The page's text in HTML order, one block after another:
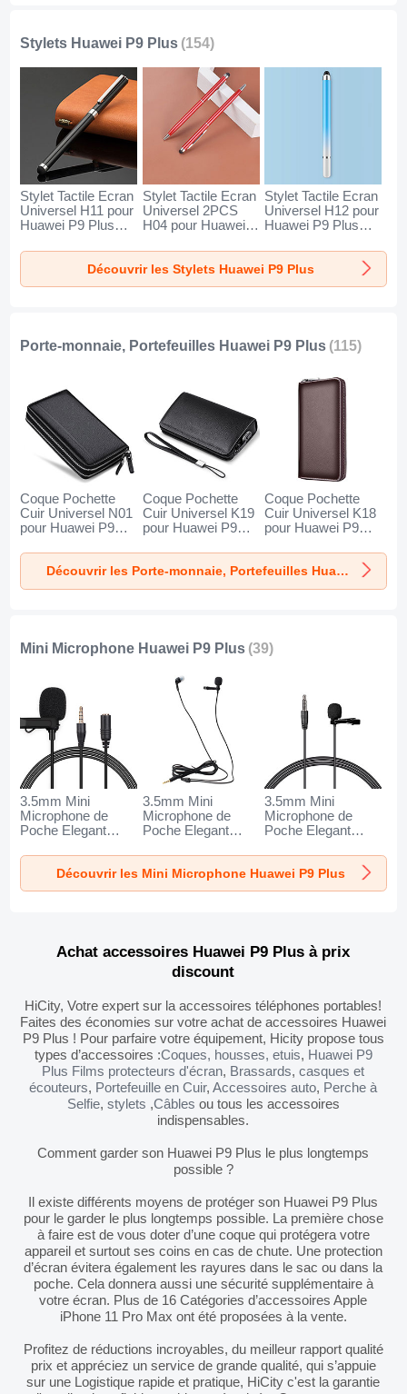
Stylets Huawei P9 Plus (154)
Stylet Tactile Ecran
Universel H11 pour
Huawei P9 Plus
Stylet Tactile Ecran
Universel 2PCS
H04 pour Huawei
Stylet Tactile Ecran
Universel H12 pour
Huawei P9 Plus
Découvrir les Stylets Huawei P9 Plus
Porte-monnaie, Portefeuilles Huawei P9 Plus (115)
Coque Pochette
Cuir Universel N01
pour Huawei P9
Coque Pochette
Cuir Universel K19
pour Huawei P9
Coque Pochette
Cuir Universel K18
pour Huawei P9
Découvrir les Porte-monnaie, Portefeuilles Huawei P9 Plus
Mini Microphone Huawei P9 Plus (39)
3.5mm Mini
Microphone de
Poche Elegant
Parleur K06 pour
Huawei P9 Plus
Noir
3.5mm Mini
Microphone de
Poche Elegant
Parleur K05 pour
Huawei P9 Plus
Noir
3.5mm Mini
Microphone de
Poche Elegant
Parleur K08 pour
Huawei P9 Plus
Noir
Découvrir les Mini Microphone Huawei P9 Plus
Achat accessoires Huawei P9 Plus à prix
discount
HiCity, Votre expert sur la accessoires téléphones portables!
Faites des économies sur votre achat de accessoires Huawei
P9 Plus ! Pour parfaire votre équipement, Hicity propose tous
types d’accessoires :Coques, housses, etuis, Huawei P9
Plus Films protecteurs d'écran, Brassards,casques et
écouteurs, Portefeuille en Cuir,Accessoires auto, Perche à
Selfie, stylets ,Câbles ou tous les accessoires
indispensables.
Comment garder son Huawei P9 Plus le plus longtemps
possible ?
Il existe différents moyens de protéger son Huawei P9 Plus
pour le garder le plus longtemps possible. La première chose
à faire est de vous doter d’une coque qui protégera votre
appareil et surtout ses coins en cas de chute. Une protection
d’écran évitera également les rayures dans le sac ou dans la
poche. Cela donnera aussi une sécurité supplémentaire à
votre écran. Plus de 16 Catégories d’accessoires Apple
iPhone 11 Pro Max ont été proposées à la vente.
Profitez de réductions incroyables, du meilleur rapport qualité
prix et appréciez un service de grande qualité, qui s’appuie
sur une Logistique rapide et pratique, HiCity c'est la garantie